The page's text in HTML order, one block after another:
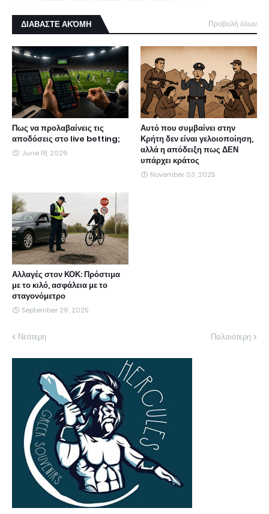
ΔΙΑΒΑΣΤΕ ΑΚΌΜΗ Προβολή όλων
Πως να προλαβαίνεις τις
αποδόσεις στο live betting;
June 18, 2026
Αυτό που συμβαίνει στην
Κρήτη δεν είναι γελοιοποίηση,
αλλά η απόδειξη πως ΔΕΝ
υπάρχει κράτος
November 03, 2025
Αλλαγές στον ΚΟΚ: Πρόστιμα
με το κιλό, ασφάλεια με το
σταγονόμετρο
September 29, 2025
Νεότερη Παλαιότερη